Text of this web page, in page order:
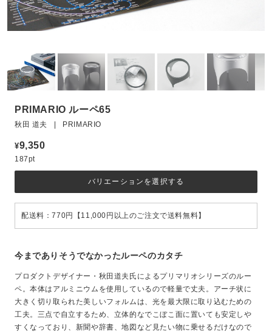
PRIMARIO ルーペ65
秋田 道夫 | PRIMARIO
¥9,350
187pt
今までありそうでなかったルーペのカタチ
プロダクトデザイナー・秋田道夫氏によるプリマリオシリーズのルー
ペ。本体はアルミニウムを使用しているので軽量で丈夫。アーチ状に
大きく切り取られた美しいフォルムは、光を最大限に取り込むための
工夫。三点で自立するため、立体的なでこぼこ面に置いても安定しや
すくなっており、新聞や辞書、地図など見たい物に乗せるだけなので
バリエーションを選択する
配送料：770円【11,000円以上のご注文で送料無料】